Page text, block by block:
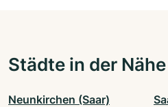
Städte in der Nähe
Neunkirchen (Saar)